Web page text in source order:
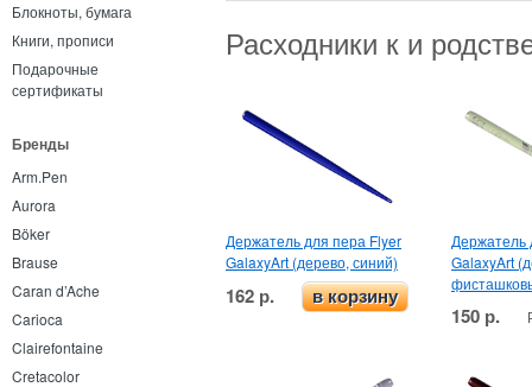
Блокноты, бумага
Книги, прописи
Подарочные
сертификаты
Бренды
Arm.Pen
Aurora
Böker
Brause
Caran d’Ache
Carioca
Clairefontaine
Cretacolor
Расходники к и
Держатель для пера Flyer
GalaxyArt (дерево, синий)
162 р. в корзину
Держатель
GalaxyArt
150 р.